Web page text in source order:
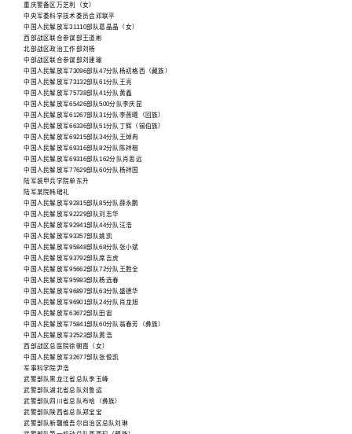
重庆警备区万芝利（女）
中央军委科学技术委员会邓联平
中国人民解放军31110部队葛晶晶（女）
西部战区联合参谋部王道彬
北部战区政治工作部刘杨
中部战区联合参谋部刘建瑜
中国人民解放军73096部队47分队杨初格西（藏族）
中国人民解放军73132部队61分队王亮
中国人民解放军75738部队41分队黄鑫
中国人民解放军65426部队500分队李庆昆
中国人民解放军61267部队31分队李燕曦（回族）
中国人民解放军66336部队51分队丁辉（锡伯族）
中国人民解放军69215部队34分队王焯冉
中国人民解放军69316部队82分队陈祥榕
中国人民解放军69316部队162分队肖思远
中国人民解放军77629部队60分队杨祥国
陆军装甲兵学院单东升
陆军某院韩珺礼
中国人民解放军92815部队85分队薛永鹏
中国人民解放军92229部队刘志华
中国人民解放军92941部队44分队汪浩
中国人民解放军93357部队姚凯
中国人民解放军95848部队68分队张小斌
中国人民解放军93792部队席吉虎
中国人民解放军95662部队72分队王胜全
中国人民解放军95983部队杨选春
中国人民解放军96897部队63分队盛德华
中国人民解放军96901部队24分队肖龙旭
中国人民解放军63672部队田宙
中国人民解放军75841部队60分队翁春芳（彝族）
中国人民解放军32523部队黄浩
西部战区总医院徐朝霞（女）
中国人民解放军32677部队张俊凯
军事科学院尹浩
武警部队黑龙江省总队李玉峰
武警部队湖北省总队刘鲁运
武警部队四川省总队布哈（彝族）
武警部队陕西省总队郑宝宝
武警部队新疆维吾尔自治区总队刘琳